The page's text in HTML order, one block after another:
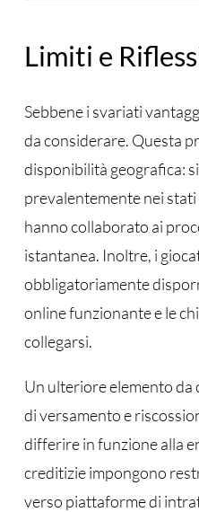
Limiti e
Sebbene i svariati
da considerare. Questa
disponibilità geografica:
prevalentemente nei
hanno collaborato ai
istantanea. Inoltre, i
obbligatoriamente
online funzionante e le
collegarsi.
Un ulteriore elemento
di versamento e
differire in funzione alla
creditizie impongono
verso piattaforme di